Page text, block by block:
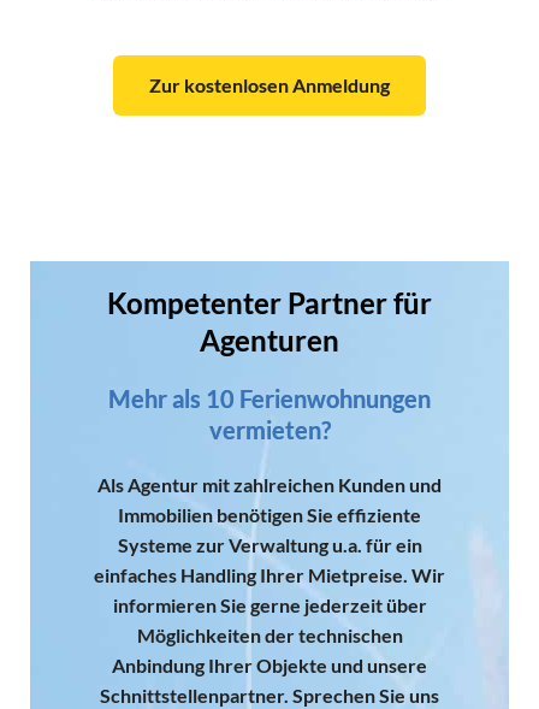
Zur kostenlosen Anmeldung
Kompetenter Partner für
Agenturen
Mehr als 10 Ferienwohnungen
vermieten?
Als Agentur mit zahlreichen Kunden und
Immobilien benötigen Sie effiziente
Systeme zur Verwaltung u.a. für ein
einfaches Handling Ihrer Mietpreise. Wir
informieren Sie gerne jederzeit über
Möglichkeiten der technischen
Anbindung Ihrer Objekte und unsere
Schnittstellenpartner. Sprechen Sie uns